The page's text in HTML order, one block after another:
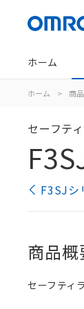
ホーム
ホーム > 商
セーフテ
F3SJシ
商品概
セーフティ